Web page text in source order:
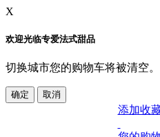
X
欢迎光临专爱法式甜品
切换城市您的购物车将被清空。
添加收